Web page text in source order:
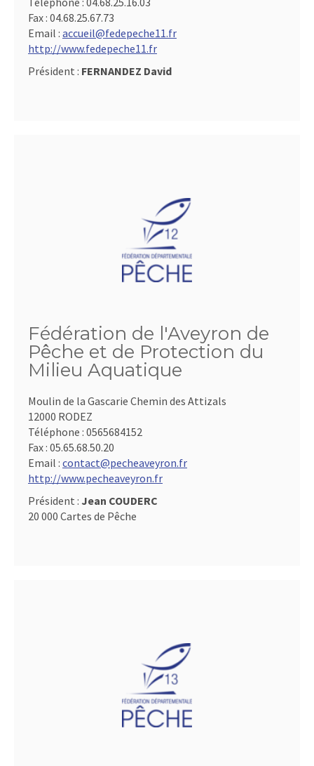
Fax : 04.68.25.67.73
Email : accueil@fedepeche11.fr
http://www.fedepeche11.fr
Président : FERNANDEZ David
Fédération de l'Aveyron de
Pêche et de Protection du
Milieu Aquatique
Moulin de la Gascarie Chemin des Attizals
12000 RODEZ
Téléphone : 0565684152
Fax : 05.65.68.50.20
Email : contact@pecheaveyron.fr
http://www.pecheaveyron.fr
Président : Jean COUDERC
20 000 Cartes de Pêche